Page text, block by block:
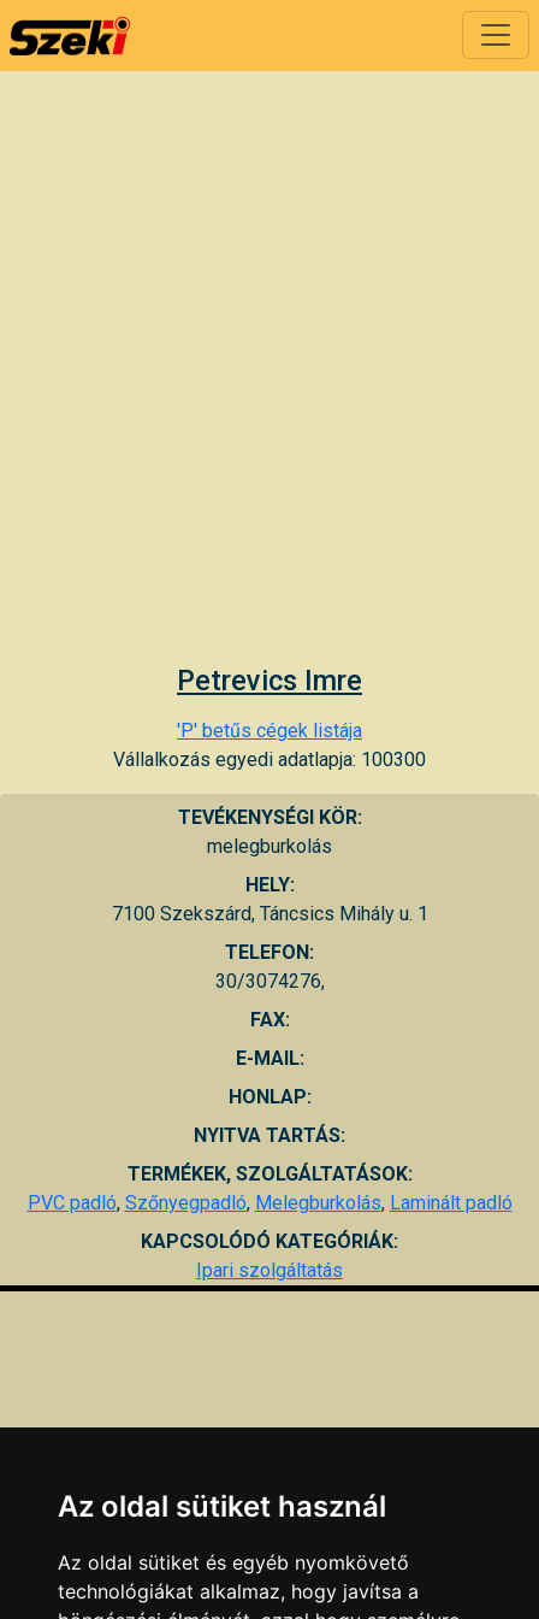
Petrevics Imre
'P' betűs cégek listája
Vállalkozás egyedi adatlapja: 100300
TEVÉKENYSÉGI KÖR:
melegburkolás
HELY:
7100 Szekszárd, Táncsics Mihály u. 1
TELEFON:
30/3074276,
FAX:
E-MAIL:
HONLAP:
NYITVA TARTÁS:
TERMÉKEK, SZOLGÁLTATÁSOK:
PVC padló, Szőnyegpadló, Melegburkolás, Laminált padló
KAPCSOLÓDÓ KATEGÓRIÁK:
Ipari szolgáltatás
Az oldal sütiket használ
Az oldal sütiket és egyéb nyomkövető
technológiákat alkalmaz, hogy javítsa a